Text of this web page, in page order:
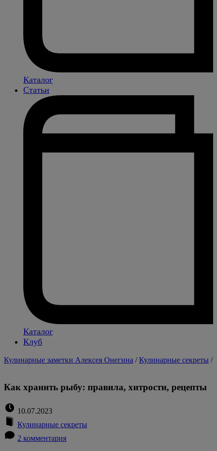
Каталог
Статьи
Каталог
Клуб
Кулинарные заметки Алексея Онегина /Кулинарные секреты /
Как хранить рыбу: правила, хитрости, рецепты
10.07.2023
Кулинарные секреты
2 комментария